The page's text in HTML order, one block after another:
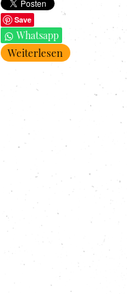
Save
Whatsapp
Weiterlesen